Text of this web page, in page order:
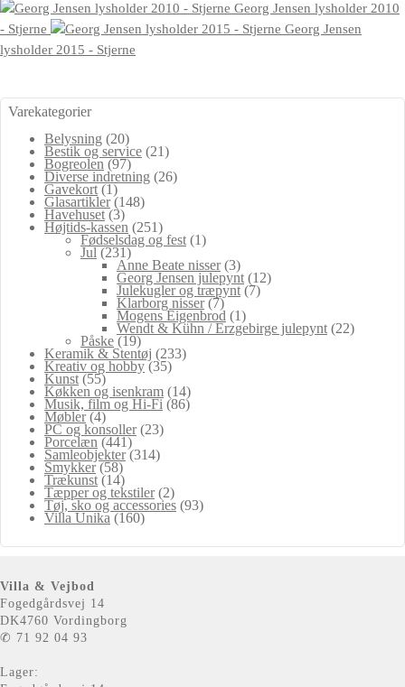
Georg Jensen lysholder 2010
- Stjerne
Georg Jensen
lysholder 2015 - Stjerne
Varekategorier
Belysning (20)
Bestik og service (21)
Bogreolen (97)
Diverse indretning (26)
Gavekort (1)
Glasartikler (148)
Havehuset (3)
Højtids-kassen (251)
Fødselsdag og fest (1)
Jul (231)
Anne Beate nisser (3)
Georg Jensen julepynt (12)
Julekugler og træpynt (7)
Klarborg nisser (7)
Mogens Eigenbrod (1)
Wendt & Kühn / Erzgebirge julepynt (22)
Påske (19)
Keramik & Stentøj (233)
Kreativ og hobby (35)
Kunst (55)
Køkken og isenkram (14)
Musik, film og Hi-Fi (86)
Møbler (4)
PC og konsoller (23)
Porcelæn (441)
Samleobjekter (314)
Smykker (58)
Trækunst (14)
Tæpper og tekstiler (2)
Tøj, sko og accessories (93)
Villa Unika (160)
Villa & Vejbod
Fogedgårdsvej 14
DK4760 Vordingborg
✆ 71 92 04 93
Lager: